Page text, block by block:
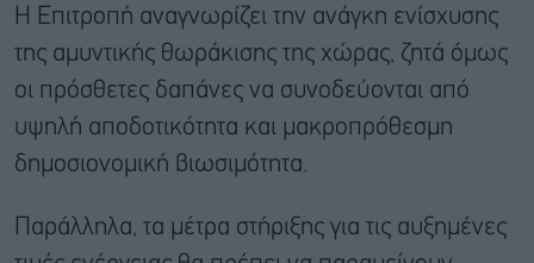
Η Επιτροπή αναγνωρίζει την ανάγκη ενίσχυσης
της αμυντικής θωράκισης της χώρας, ζητά όμως
οι πρόσθετες δαπάνες να συνοδεύονται από
υψηλή αποδοτικότητα και μακροπρόθεσμη
δημοσιονομική βιωσιμότητα.
Παράλληλα, τα μέτρα στήριξης για τις αυξημένες